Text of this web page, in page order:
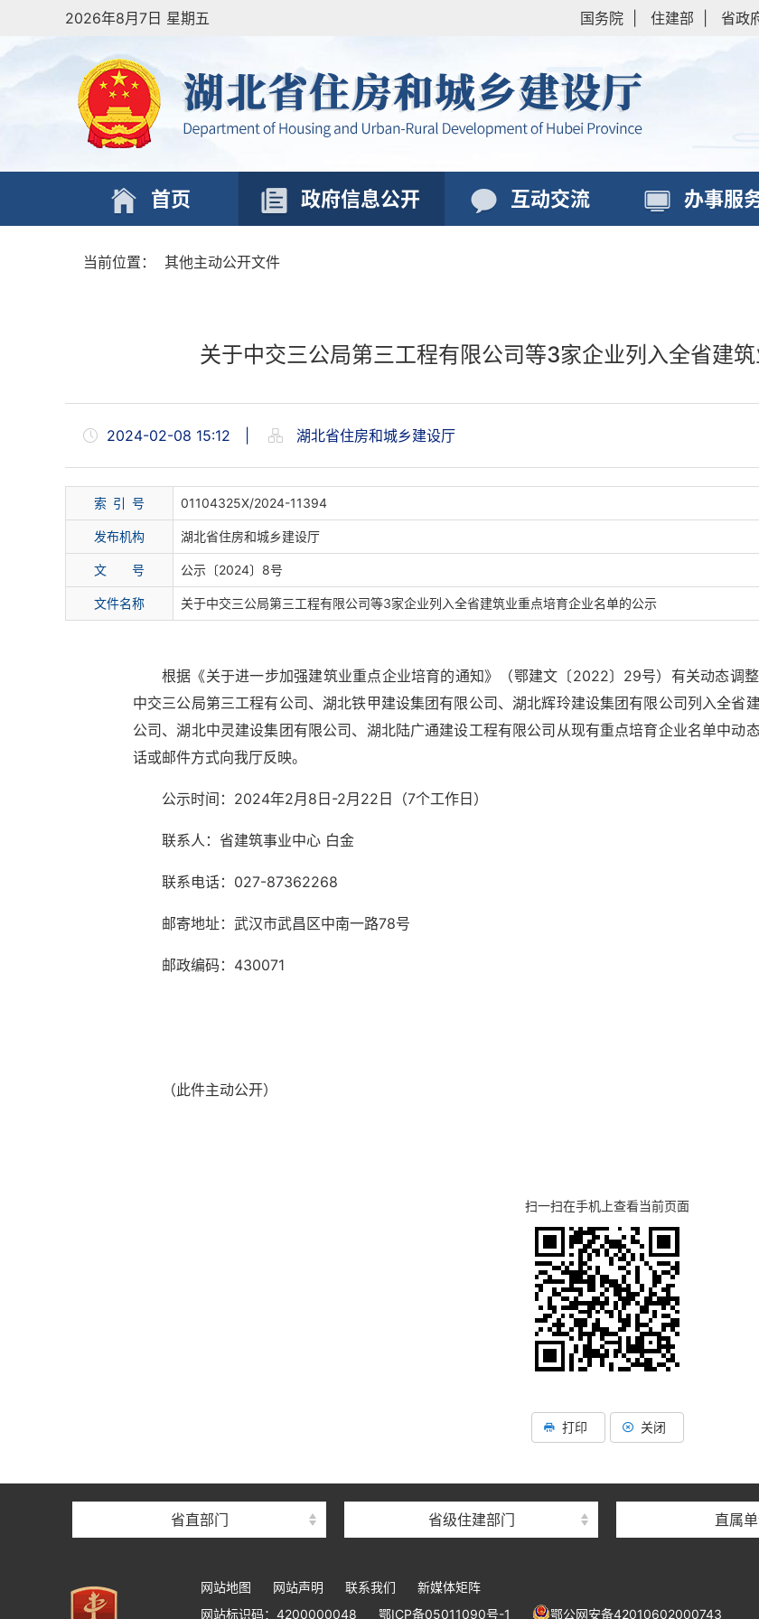
2026年8月7日 星期五 国务院 住建部 省政
首页 政府信息公开 互动交流 办事服
当前位置： 其他主动公开文件
关于中交三公局第三工程有限公司等3家企业列入全省建
2024-02-08 15:12 湖北省住房和城乡建设厅
索 引 号 01104325X/2024-11394
发布机构 湖北省住房和城乡建设厅
文 号 公示〔2024〕8号
文件名称 关于中交三公局第三工程有限公司等3家企业列入全省建筑业重点培育企业名单的公示
根据《关于进一步加强建筑业重点企业培育的通知》（鄂建文〔2022〕29号）有关动态调
中交三公局第三工程有公司、湖北铁甲建设集团有限公司、湖北辉玲建设集团有限公司列入全省
公司、湖北中灵建设集团有限公司、湖北陆广通建设工程有限公司从现有重点培育企业名单中动
话或邮件方式向我厅反映。
公示时间：2024年2月8日-2月22日（7个工作日）
联系人：省建筑事业中心 白金
联系电话：027-87362268
邮寄地址：武汉市武昌区中南一路78号
邮政编码：430071
（此件主动公开）
扫一扫在手机上查看当前页面
打印 关闭
省直部门 省级住建部门 直属
湖北省住建厅机关
湖北省建筑事
湖北省建设工程质
湖北省建设工程标
网站地图 网站声明 联系我们
新媒体矩阵
网站标识码：4200000048
鄂ICP备05011090号-1 鄂公网安备42010602000743